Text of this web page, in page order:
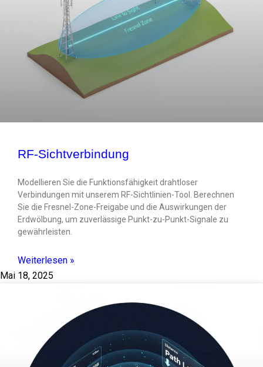
RF-Sichtverbindung
Modellieren Sie die Funktionsfähigkeit drahtloser
Verbindungen mit unserem RF-Sichtlinien-Tool. Berechnen
Sie die Fresnel-Zone-Freigabe und die Auswirkungen der
Erdwölbung, um zuverlässige Punkt-zu-Punkt-Signale zu
gewährleisten.
Weiterlesen »
Mai 18, 2025